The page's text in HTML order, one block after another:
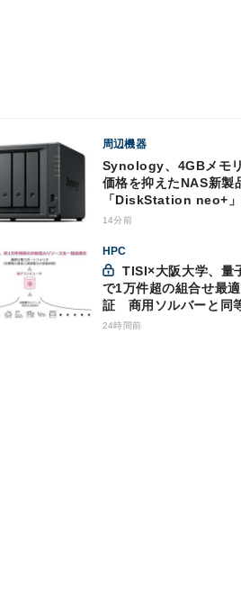
周辺機器
Synology、4GBメモ
価格を抑えたNAS新製
「DiskStation neo+
ーズ
14分前
HPC
TISI×大阪大学、量子計算
で1万件超の組合せ最
証 商用ソルバーと同
24時間前